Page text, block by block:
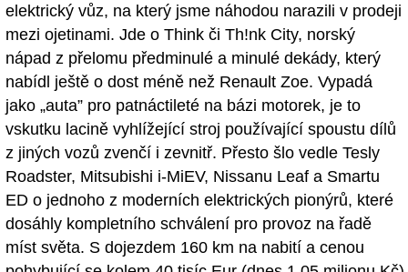
elektrický vůz, na který jsme náhodou narazili v prodeji
mezi ojetinami. Jde o Think či Th!nk City, norský
nápad z přelomu předminulé a minulé dekády, který
nabídl ještě o dost méně než Renault Zoe. Vypadá
jako „auta” pro patnáctileté na bázi motorek, je to
vskutku lacině vyhlížející stroj používající spoustu dílů
z jiných vozů zvenčí i zevnitř. Přesto šlo vedle Tesly
Roadster, Mitsubishi i-MiEV, Nissanu Leaf a Smartu
ED o jednoho z moderních elektrických pionýrů, které
dosáhly kompletního schválení pro provoz na řadě
míst světa. S dojezdem 160 km na nabití a cenou